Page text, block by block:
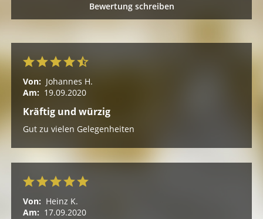
Bewertung schreiben
Von: Johannes H.
Am: 19.09.2020
Kräftig und würzig
Gut zu vielen Gelegenheiten
Von: Heinz K.
Am: 17.09.2020